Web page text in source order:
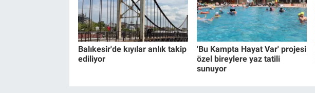
Balıkesir'de kıyılar anlık takip
ediliyor
'Bu Kampta Hayat Var' projesi
özel bireylere yaz tatili
sunuyor